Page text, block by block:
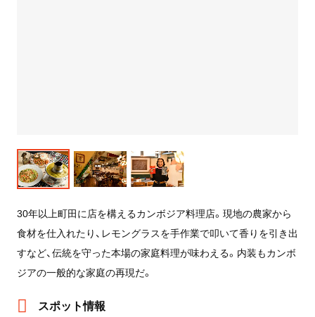
30年以上町田に店を構えるカンボジア料理店。現地の農家から
食材を仕入れたり、レモングラスを手作業で叩いて香りを引き出
すなど、伝統を守った本場の家庭料理が味わえる。内装もカンボ
ジアの一般的な家庭の再現だ。
スポット情報